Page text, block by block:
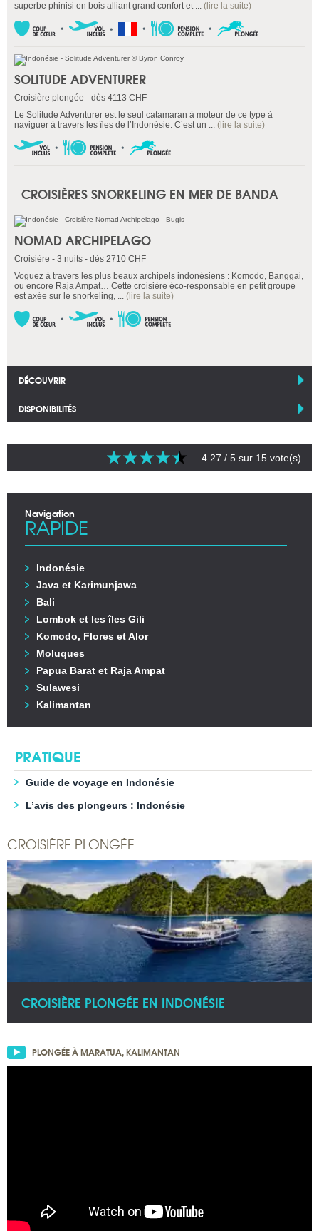
superbe phinisi en bois alliant grand confort et ... (lire la suite)
SOLITUDE ADVENTURER
Croisière plongée - dès 4113 CHF
Le Solitude Adventurer est le seul catamaran à moteur de ce type à
naviguer à travers les îles de l’Indonésie. C’est un ... (lire la suite)
CROISIÈRES SNORKELING EN MER DE BANDA
NOMAD ARCHIPELAGO
Croisière - 3 nuits - dès 2710 CHF
Voguez à travers les plus beaux archipels indonésiens : Komodo, Banggai,
ou encore Raja Ampat… Cette croisière éco-responsable en petit groupe
est axée sur le snorkeling, ... (lire la suite)
DÉCOUVRIR
DISPONIBILITÉS
4.27 / 5 sur 15 vote(s)
Navigation
RAPIDE
Indonésie
Java et Karimunjawa
Bali
Lombok et les îles Gili
Komodo, Flores et Alor
Moluques
Papua Barat et Raja Ampat
Sulawesi
Kalimantan
PRATIQUE
Guide de voyage en Indonésie
L’avis des plongeurs : Indonésie
CROISIÈRE PLONGÉE
CROISIÈRE PLONGÉE EN INDONÉSIE
PLONGÉE À MARATUA, KALIMANTAN